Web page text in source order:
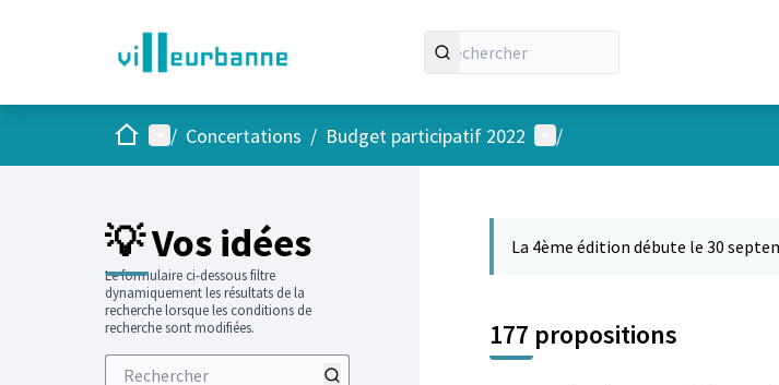
AccueilMenu principal
/ Concertations / Budget participatif 2022 Menu utilisateur
/
💡 Vos idées
Le formulaire ci-dessous filtre
dynamiquement les résultats de la
recherche lorsque les conditions de
recherche sont modifiées.
La 4ème édition débute le 30
177 propositions